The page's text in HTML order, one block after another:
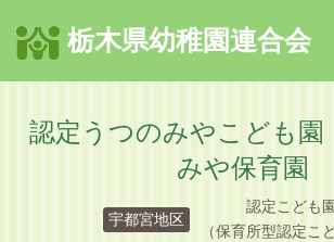
栃木県幼稚園連合会
認定うつのみやこども
みや保育園
宇都宮地区
認定こども園
（保育所型認定こ